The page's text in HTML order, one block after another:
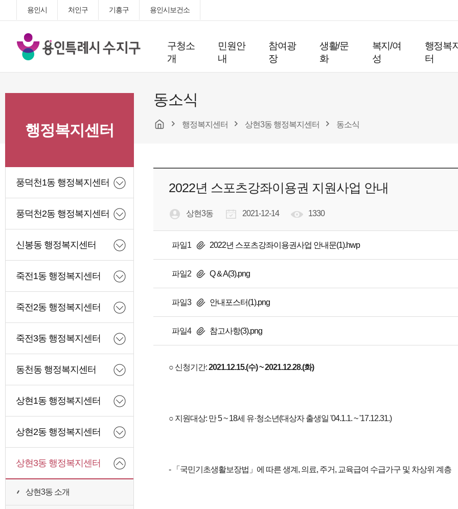
용인시 처인구 기흥구 용인시보건소
용
인
특
시
구
구청소
개
민원안
내
참여광
장
생활/문
화
복지/여
성
행정복
터
행정복지센터
풍덕천1동 행정복지센터
풍덕천2동 행정복지센터
신봉동 행정복지센터
죽전1동 행정복지센터
죽전2동 행정복지센터
죽전3동 행정복지센터
동천동 행정복지센터
상현1동 행정복지센터
상현2동 행정복지센터
상현3동 행정복지센터
상현3동 소개
동소식
행정복지센터 상현3동 행정복지센터 동소식
2022년 스포츠강좌이용권 지원사업 안내
상현3동 2021-12-14 1330
파일1 2022년 스포츠강좌이용권사업 안내문(1).hwp
파일2 Q & A(3).png
파일3 안내포스터(1).png
파일4 참고사항(3).png
○ 신청기간:2021.12.15.(수) ~ 2021.12.28.(화)
○ 지원대상: 만 5 ~ 18세 유·청소년(대상자 출생일 '04.1.1. ~ '17.12.31.)
- 「국민기초생활보장법」에 따른 생계, 의료, 주거, 교육급여 수급가구 및 차상위 계층